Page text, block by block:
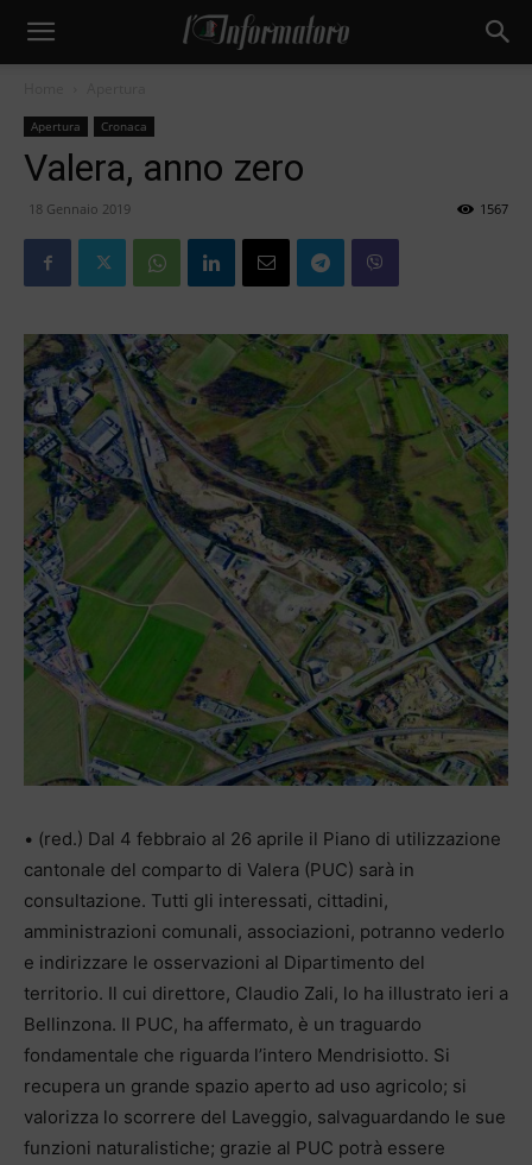
Apertura Cronaca
Valera, anno zero
18 Gennaio 2019 1567
• (red.) Dal 4 febbraio al 26 aprile il Piano di utilizzazione
cantonale del comparto di Valera (PUC) sarà in
consultazione. Tutti gli interessati, cittadini,
amministrazioni comunali, associazioni, potranno vederlo
e indirizzare le osservazioni al Dipartimento del
territorio. Il cui direttore, Claudio Zali, lo ha illustrato ieri a
Bellinzona. Il PUC, ha affermato, è un traguardo
fondamentale che riguarda l’intero Mendrisiotto. Si
recupera un grande spazio aperto ad uso agricolo; si
valorizza lo scorrere del Laveggio, salvaguardando le sue
funzioni naturalistiche; grazie al PUC potrà essere